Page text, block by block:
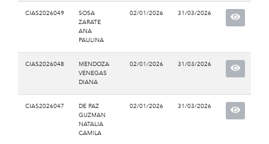
CIAS2026049
SOSA
ZARATE
ANA
PAULINA
02/01/2026 31/03/2026
CIAS2026048
MENDOZA
VENEGAS
DIANA
02/01/2026 31/03/2026
CIAS2026047
DE PAZ
GUZMAN
NATALIA
CAMILA
02/01/2026 31/03/2026